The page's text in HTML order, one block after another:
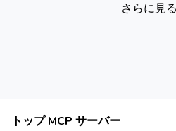
さらに見る
トップ MCP サーバー